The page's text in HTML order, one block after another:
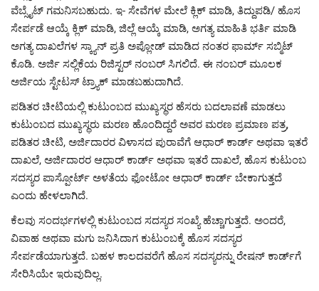
ವೆಬ್ಸೈಟ್ ಗಮನಿಸಬಹುದು. ಇ- ಸೇವೆಗಳ ಮೇಲೆ ಕ್ಲಿಕ್ ಮಾಡಿ, ತಿದ್ದುಪಡಿ/ ಹೊಸ
ಸೇರ್ಪಡೆ ಆಯ್ಕೆ ಕ್ಲಿಕ್ ಮಾಡಿ, ಜಿಲ್ಲೆ ಆಯ್ಕೆ ಮಾಡಿ, ಅಗತ್ಯ ಮಾಹಿತಿ ಭರ್ತಿ ಮಾಡಿ
ಅಗತ್ಯ ದಾಖಲೆಗಳ ಸ್ಕ್ಯಾನ್ ಪ್ರತಿ ಅಪ್ಲೋಡ್ ಮಾಡಿದ ನಂತರ ಫಾರ್ಮ್ ಸಬ್ಮಿಟ್
ಕೊಡಿ. ಅರ್ಜಿ ಸಲ್ಲಿಕೆಯ ರಿಜಿಸ್ಟರ್ ನಂಬರ್ ಸಿಗಲಿದೆ. ಈ ನಂಬರ್ ಮೂಲಕ
ಅರ್ಜಿಯ ಸ್ಟೇಟಸ್ ಟ್ರ್ಯಾಕ್ ಮಾಡಬಹುದಾಗಿದೆ.
ಪಡಿತರ ಚೀಟಿಯಲ್ಲಿ ಕುಟುಂಬದ ಮುಖ್ಯಸ್ಥರ ಹೆಸರು ಬದಲಾವಣೆ ಮಾಡಲು
ಕುಟುಂಬದ ಮುಖ್ಯಸ್ಥರು ಮರಣ ಹೊಂದಿದ್ದರೆ ಅವರ ಮರಣ ಪ್ರಮಾಣ ಪತ್ರ,
ಪಡಿತರ ಚೀಟಿ, ಅರ್ಜಿದಾರರ ವಿಳಾಸದ ಪುರಾವೆಗೆ ಆಧಾರ್ ಕಾರ್ಡ್ ಅಥವಾ ಇತರೆ
ದಾಖಲೆ, ಅರ್ಜಿದಾರರ ಆಧಾರ್ ಕಾರ್ಡ್ ಅಥವಾ ಇತರೆ ದಾಖಲೆ, ಹೊಸ ಕುಟುಂಬ
ಸದಸ್ಯರ ಪಾಸ್ಪೋರ್ಟ್ ಅಳತೆಯ ಫೋಟೋ ಆಧಾರ್ ಕಾರ್ಡ್ ಬೇಕಾಗುತ್ತದೆ
ಎಂದು ಹೇಳಲಾಗಿದೆ.
ಕೆಲವು ಸಂದರ್ಭಗಳಲ್ಲಿ ಕುಟುಂಬದ ಸದಸ್ಯರ ಸಂಖ್ಯೆ ಹೆಚ್ಚಾಗುತ್ತದೆ. ಅಂದರೆ,
ವಿವಾಹ ಅಥವಾ ಮಗು ಜನಿಸಿದಾಗ ಕುಟುಂಬಕ್ಕೆ ಹೊಸ ಸದಸ್ಯರ
ಸೇರ್ಪಡೆಯಾಗುತ್ತದೆ. ಬಹಳ ಕಾಲದವರೆಗೆ ಹೊಸ ಸದಸ್ಯರನ್ನು ರೇಷನ್‌ ಕಾರ್ಡ್‌ಗೆ
ಸೇರಿಸಿಯೇ ಇರುವುದಿಲ್ಲ.